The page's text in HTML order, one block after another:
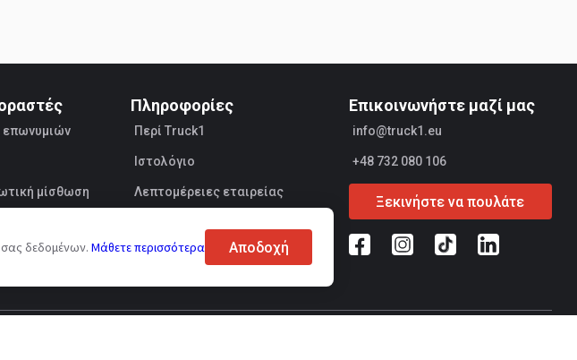
επωνυμιών
μίσθωση
Πληροφορίες
Περί Truck1
Ιστολόγιο
Λεπτομέρειες εταιρείας
Επικοινωνήστε μαζί μας
info@truck1.eu
+48 732 080 106
Ξεκινήστε να πουλάτε
δεδομένων. Μάθετε περισσότερα Αποδοχή